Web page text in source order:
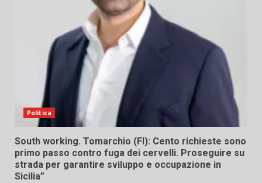
Politica
South working. Tomarchio (FI): Cento richieste sono
primo passo contro fuga dei cervelli. Proseguire su
strada per garantire sviluppo e occupazione in
Sicilia”